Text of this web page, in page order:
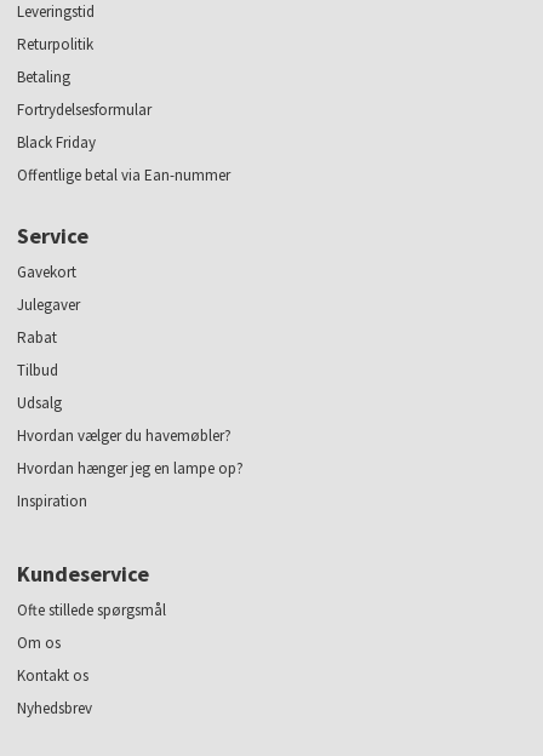
Leveringstid
Returpolitik
Betaling
Fortrydelsesformular
Black Friday
Offentlige betal via Ean-nummer
Service
Gavekort
Julegaver
Rabat
Tilbud
Udsalg
Hvordan vælger du havemøbler?
Hvordan hænger jeg en lampe op?
Inspiration
Kundeservice
Ofte stillede spørgsmål
Om os
Kontakt os
Nyhedsbrev